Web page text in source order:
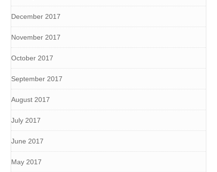
December 2017
November 2017
October 2017
September 2017
August 2017
July 2017
June 2017
May 2017